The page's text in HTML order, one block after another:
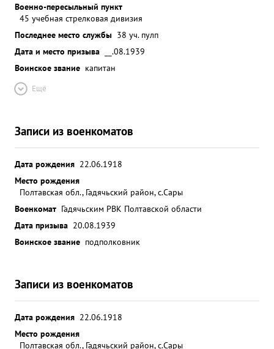
Военно-пересыльный пункт
45 учебная стрелковая дивизия
Последнее место службы 38 уч. пулп
Дата и место призыва
__.08.1939
Воинское звание капитан
Ещё
Записи из военкоматов
Дата рождения 22.06.1918
Место рождения
Полтавская обл., Гадячьский район, с.Сары
Военкомат Гадячьским РВК Полтавской области
Дата призыва 20.08.1939
Воинское звание подполковник
Записи из военкоматов
Дата рождения 22.06.1918
Место рождения
Полтавская обл., Гадячьский район, с.Сары